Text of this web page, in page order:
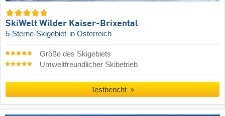
SkiWelt Wilder Kaiser-Brixental
5-Sterne-Skigebiet in Österreich
Größe des Skigebiets
Umweltfreundlicher Skibetrieb
Testbericht